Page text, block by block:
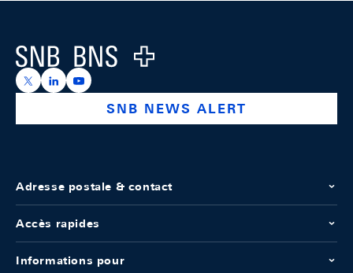
Logo
https://x.com/snb_bns
https://ch.linkedin.com/company/swiss-national-
https://www.youtube.com/@swissnationalbank
SNB NEWS ALERT
Adresse postale & contact
Accès rapides
Informations pour